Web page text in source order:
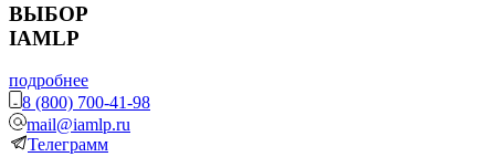
ВЫБОР
IAMLP
подробнее
8 (800) 700-41-98
mail@iamlp.ru
Телеграмм